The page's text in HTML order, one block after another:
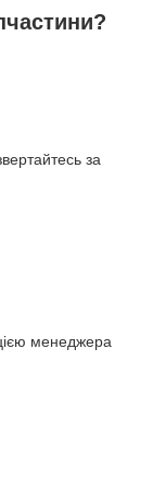
за
менеджера